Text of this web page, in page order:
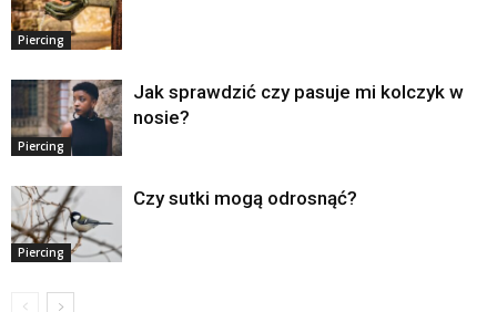
Piercing
Piercing
Jak sprawdzić czy pasuje mi kolczyk w
nosie?
Piercing
Czy sutki mogą odrosnąć?